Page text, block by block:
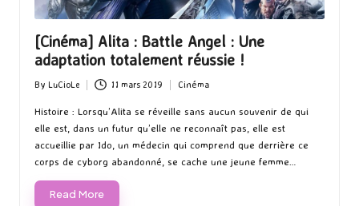
[Cinéma] Alita : Battle Angel : Une
adaptation totalement réussie !
Posted
by
By LuCioLe 11 mars 2019
in
Cinéma
Histoire : Lorsqu’Alita se réveille sans aucun souvenir de qui
elle est, dans un futur qu’elle ne reconnaît pas, elle est
accueillie par Ido, un médecin qui comprend que derrière ce
corps de cyborg abandonné, se cache une jeune femme…
Read More